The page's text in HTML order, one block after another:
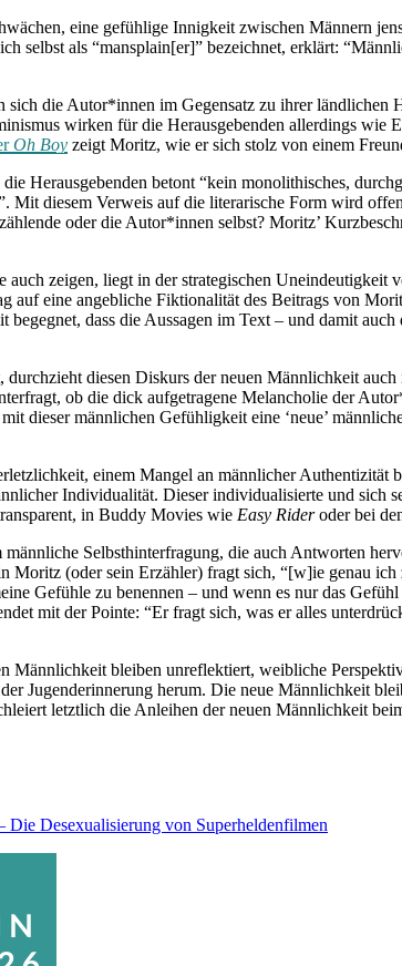
eine gefühlige Innigkeit zwischen Männern
selbst als “mansplain[er]” bezeichnet, erklärt:
die Autor*innen im Gegensatz zu ihrer ländlichen
wirken für die Herausgebenden allerdings
Oh Boy zeigt Moritz, wie er sich stolz von einem
Herausgebenden betont “kein monolithisches,
Mit diesem Verweis auf die literarische Form wird
oder die Autor*innen selbst? Moritz’
auch zeigen, liegt in der strategischen
eine angebliche Fiktionalität des Beitrags von
dass die Aussagen im Text – und damit
diesen Diskurs der neuen Männlichkeit
ob die dick aufgetragene Melancholie der
dieser männlichen Gefühligkeit eine ‘neue’
einem Mangel an männlicher
Individualität. Dieser individualisierte und
in Buddy Movies wie Easy Rideroder bei
männliche Selbsthinterfragung, die auch Antworten
Moritz (oder sein Erzähler) fragt sich, “[w]ie genau
Gefühle zu benennen – und wenn es nur das
mit der Pointe: “Er fragt sich, was er alles
Männlichkeit bleiben unreflektiert, weibliche
Jugenderinnerung herum. Die neue Männlichkeit
letztlich die Anleihen der neuen Männlichkeit
Desexualisierung von Superheldenfilmen